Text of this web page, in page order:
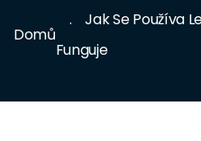
Domů
Jak Se Používa
Funguje